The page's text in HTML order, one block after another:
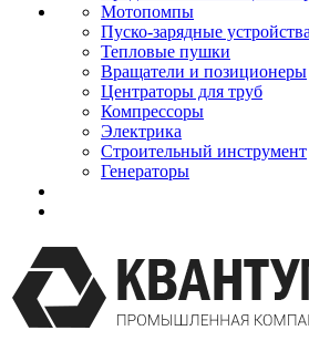
Мотопомпы
Пуско-зарядные устройства
Тепловые пушки
Вращатели и позиционеры
Центраторы для труб
Компрессоры
Электрика
Строительный инструмент
Генераторы